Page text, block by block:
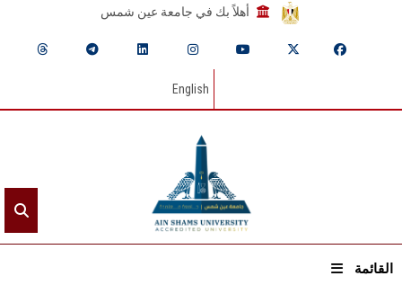
أهلاً بك في جامعة عين شمس
English
القائمة